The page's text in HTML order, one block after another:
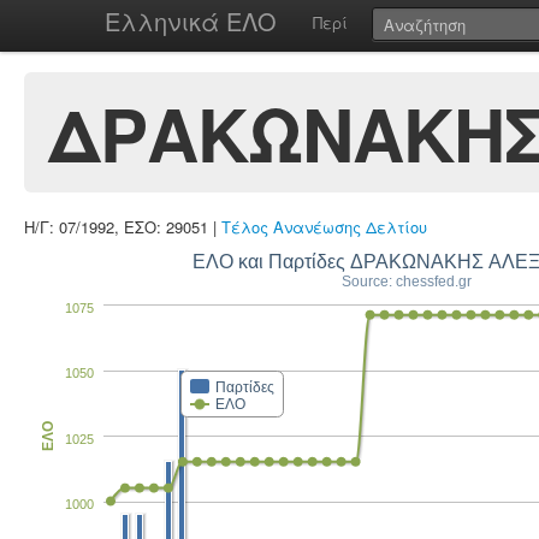
Ελληνικά ΕΛΟ Περί
Η/Γ: 07/1992, ΕΣΟ: 29051 | Τέλος Ανανέωσης Δελτίου
ΕΛΟ και Παρτίδες ΔΡΑΚΩΝΑΚΗΣ
Source: chessfed.gr
Παρτίδες
ΕΛΟ
1000
1025
1050
1075
ΕΛΟ